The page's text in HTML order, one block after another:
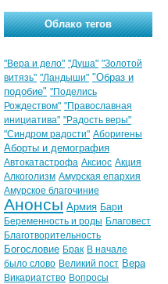
Облако тегов
"Вера и дело" "Душа" "Золотой
витязь" "Ландыши" "Образ и
подобие" "Поделись
Рождеством" "Православная
инициатива" "Радость веры"
"Синдром радости" Аборигены
Аборты и демография
Автокатастрофа Аксиос Акция
Алкоголизм Амурская епархия
Амурское благочиние
Анонсы Армия Бари
Беременность и роды Благовест
Благотворительность
Богословие Брак В начале
было слово Великий пост Вера
Викариатство Вопросы